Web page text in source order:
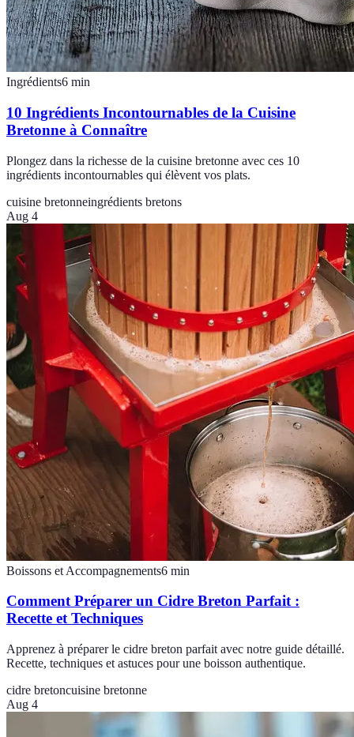
Ingrédients6 min
10 Ingrédients Incontournables de la Cuisine
Bretonne à Connaître
Plongez dans la richesse de la cuisine bretonne avec ces 10
ingrédients incontournables qui élèvent vos plats.
cuisine bretonneingrédients bretons
Aug 4
Boissons et Accompagnements6 min
Comment Préparer un Cidre Breton Parfait :
Recette et Techniques
Apprenez à préparer le cidre breton parfait avec notre guide détaillé.
Recette, techniques et astuces pour une boisson authentique.
cidre bretoncuisine bretonne
Aug 4